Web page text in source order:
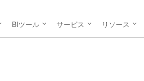
BIツール サービス リソース